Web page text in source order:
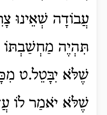
עֲבוֹדָה שְׁאֵינוּ
תִּהְיֶה מַחְשַׁבְתּוֹ
שֶׁלֹּא יִבָּטֵל.ט
שֶׁלֹּא יֹאמַר לוֹ